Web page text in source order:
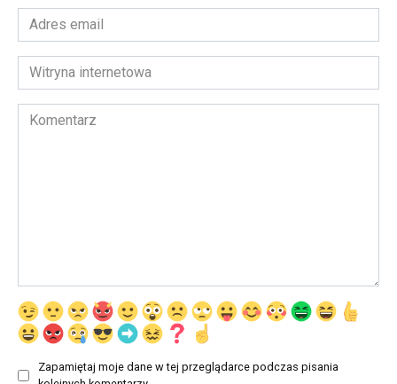
Adres
email
*Witryna
internetowa
Komentarz
Zapamiętaj moje dane w tej przeglądarce podczas pisania